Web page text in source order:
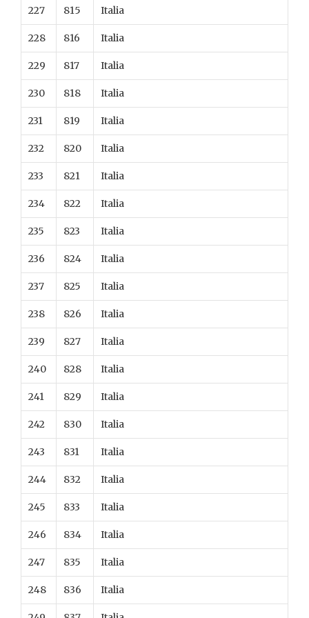
227 815 Italia
228 816 Italia
229 817 Italia
230 818 Italia
231 819 Italia
232 820 Italia
233 821 Italia
234 822 Italia
235 823 Italia
236 824 Italia
237 825 Italia
238 826 Italia
239 827 Italia
240 828 Italia
241 829 Italia
242 830 Italia
243 831 Italia
244 832 Italia
245 833 Italia
246 834 Italia
247 835 Italia
248 836 Italia